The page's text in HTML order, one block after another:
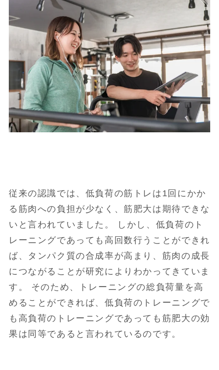
従来の認識では、低負荷の筋トレは1回にかか
る筋肉への負担が少なく、筋肥大は期待できな
いと言われていました。 しかし、低負荷のト
レーニングであっても高回数行うことができれ
ば、タンパク質の合成率が高まり、筋肉の成長
につながることが研究によりわかってきていま
す。 そのため、トレーニングの総負荷量を高
めることができれば、低負荷のトレーニングで
も高負荷のトレーニングであっても筋肥大の効
果は同等であると言われているのです。